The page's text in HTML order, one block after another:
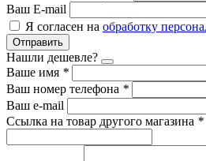
Ваш E-mail
Я согласен на обработку
Отправить
Нашли дешевле?
Ваше имя *
Ваш номер телефона *
Ваш e-mail
Ссылка на товар другого магазина *